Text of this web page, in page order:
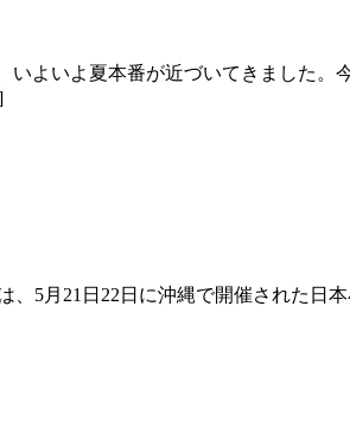
よいよ夏本番が近づいてきました
5月21日22日に沖縄で開催された日